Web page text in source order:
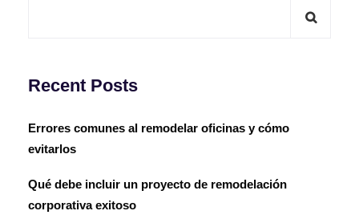
Recent Posts
Errores comunes al remodelar oficinas y cómo
evitarlos
Qué debe incluir un proyecto de remodelación
corporativa exitoso